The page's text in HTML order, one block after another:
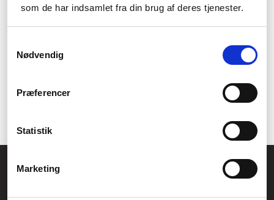
som de har indsamlet fra din brug af deres tjenester.
Nødvendig
Præferencer
Statistik
Marketing
och hållbara, vilket ger extra skydd när det behövs som mest.
Inter-Tech lägger stor vikt vid designen av sina produkter och
utformade för att passa in i alla typer av datorsetuppar, från
hemmakontoret till den mest avancerade serverutrustningen.
Allmänna frågor: